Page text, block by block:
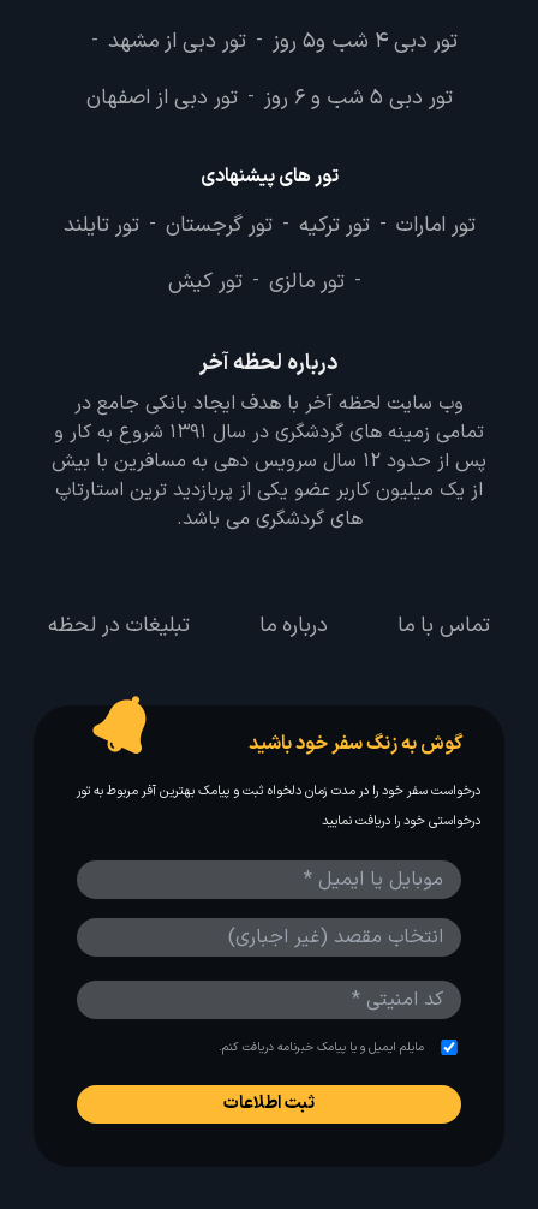
تور دبی 4 شب و5 روز - تور دبی از مشهد -
تور دبی 5 شب و 6 روز - تور دبی از اصفهان
تور های پیشنهادی
تور امارات - تور ترکیه - تور گرجستان - تور تایلند
- تور مالزی - تور کیش
درباره لحظه آخر
وب سایت لحظه آخر با هدف ایجاد بانکی جامع در
تمامی زمینه های گردشگری در سال 1391 شروع به کار و
پس از حدود 12 سال سرویس دهی به مسافرین با بیش
از یک میلیون کاربر عضو یکی از پربازدید ترین استارتاپ
های گردشگری می باشد.
تماس با ما درباره ما تبلیغات در لحظه
گوش به زنگ سفر خود باشید
درخواست سفر خود را در مدت زمان دلخواه ثبت و پیامک بهترین آفر مربوط به تور
درخواستی خود را دریافت نمایید
مایلم ایمیل و یا پیامک خبرنامه دریافت کنم.